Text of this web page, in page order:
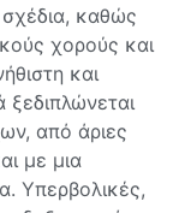
καθώς
χορούς και
και
ξεδιπλώνεται
από άριες
με μια
Υπερβολικές,